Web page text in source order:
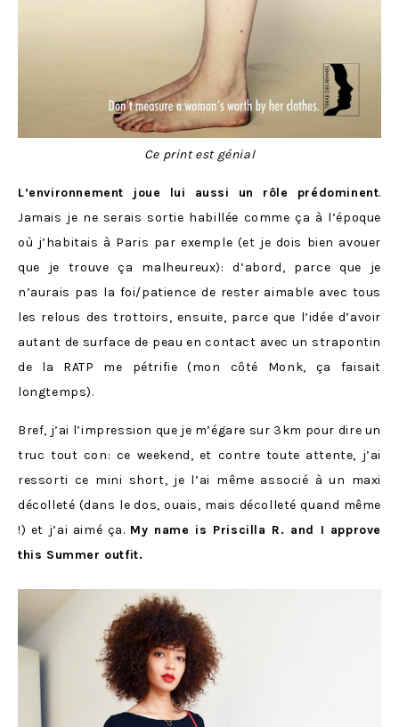
Ce print est génial
L’environnement joue lui aussi un rôle prédominent.
Jamais je ne serais sortie habillée comme ça à l’époque
où j’habitais à Paris par exemple (et je dois bien avouer
que je trouve ça malheureux): d’abord, parce que je
n’aurais pas la foi/patience de rester aimable avec tous
les relous des trottoirs, ensuite, parce que l’idée d’avoir
autant de surface de peau en contact avec un strapontin
de la RATP me pétrifie (mon côté Monk, ça faisait
longtemps).
Bref, j’ai l’impression que je m’égare sur 3km pour dire un
truc tout con: ce weekend, et contre toute attente, j’ai
ressorti ce mini short, je l’ai même associé à un maxi
décolleté (dans le dos, ouais, mais décolleté quand même
!) et j’ai aimé ça. My name is Priscilla R. and I approve
this Summer outfit.